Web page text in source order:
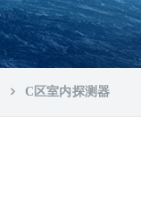
C区室内探测器